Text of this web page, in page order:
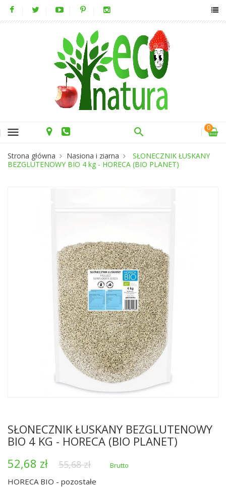
menu 0
Strona główna Nasiona i ziarna
SŁONECZNIK ŁUSKANY
BEZGLUTENOWY BIO 4 kg - HORECA (BIO PLANET)
SŁONECZNIK ŁUSKANY BEZGLUTENOWY
BIO 4 KG - HORECA (BIO PLANET)
52,68 zł
55,68 zł Brutto
HORECA BIO - pozostałe